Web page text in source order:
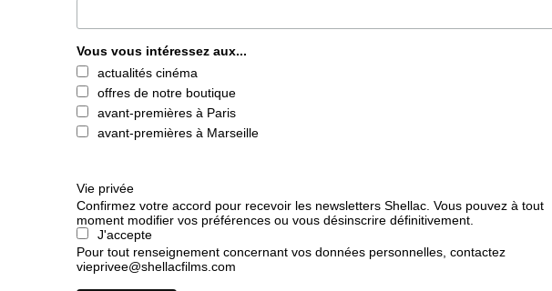
Vous vous intéressez aux...
actualités cinéma
offres de notre boutique
avant-premières à Paris
avant-premières à Marseille
Vie privée
Confirmez votre accord pour recevoir les newsletters Shellac. Vous pouvez à tout
moment modifier vos préférences ou vous désinscrire définitivement.
J'accepte
Pour tout renseignement concernant vos données personnelles, contactez
vieprivee@shellacfilms.com